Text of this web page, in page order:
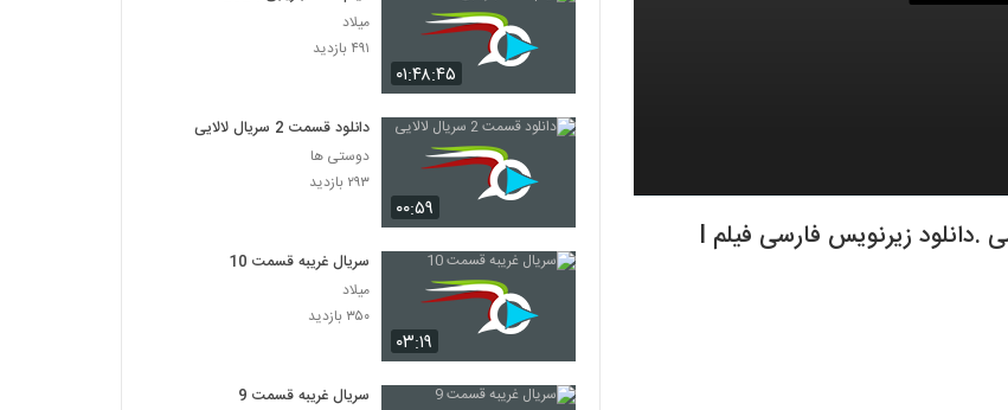
دانلود فیلم I Frankenstein 2014 با دوبله فارسی .دانلود زیرنویس فارسی فیلم I
۰۱:۴۸:۴۵
میلاد
۴۹۱ بازدید
۰۰:۵۹
دانلود قسمت 2 سریال لالایی
دوستی ها
۲۹۳ بازدید
۰۳:۱۹
سریال غریبه قسمت 10
میلاد
۳۵۰ بازدید
سریال غریبه قسمت 9